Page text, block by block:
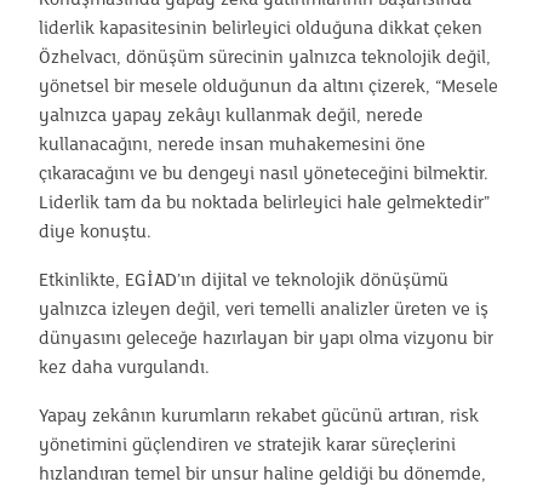
liderlik kapasitesinin belirleyici olduğuna dikkat çeken
Özhelvacı, dönüşüm sürecinin yalnızca teknolojik değil,
yönetsel bir mesele olduğunun da altını çizerek, “Mesele
yalnızca yapay zekâyı kullanmak değil, nerede
kullanacağını, nerede insan muhakemesini öne
çıkaracağını ve bu dengeyi nasıl yöneteceğini bilmektir.
Liderlik tam da bu noktada belirleyici hale gelmektedir”
diye konuştu.
Etkinlikte, EGİAD’ın dijital ve teknolojik dönüşümü
yalnızca izleyen değil, veri temelli analizler üreten ve iş
dünyasını geleceğe hazırlayan bir yapı olma vizyonu bir
kez daha vurgulandı.
Yapay zekânın kurumların rekabet gücünü artıran, risk
yönetimini güçlendiren ve stratejik karar süreçlerini
hızlandıran temel bir unsur haline geldiği bu dönemde,